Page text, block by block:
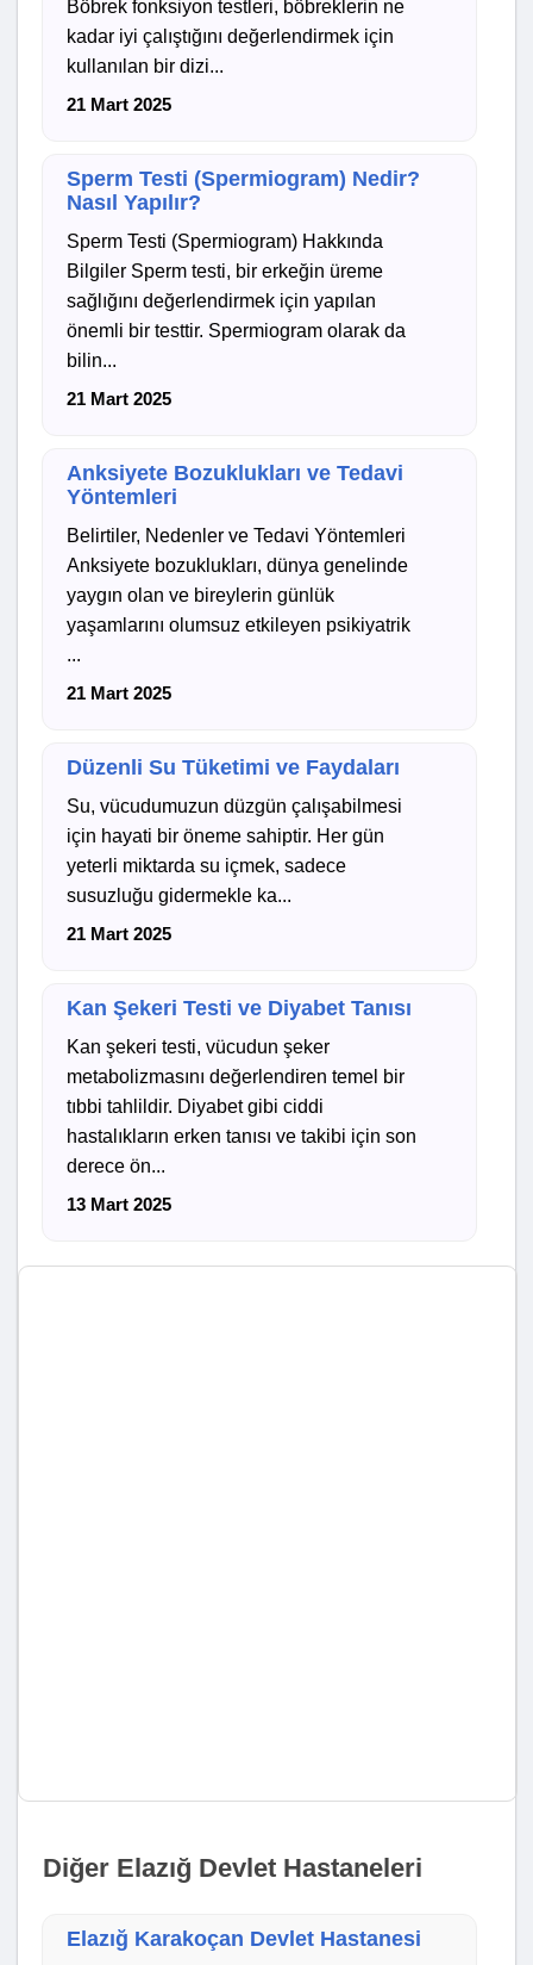
Böbrek fonksiyon testleri, böbreklerin ne
kadar iyi çalıştığını değerlendirmek için
kullanılan bir dizi...
21 Mart 2025
Sperm Testi (Spermiogram) Nedir?
Nasıl Yapılır?
Sperm Testi (Spermiogram) Hakkında
Bilgiler Sperm testi, bir erkeğin üreme
sağlığını değerlendirmek için yapılan
önemli bir testtir. Spermiogram olarak da
bilin...
21 Mart 2025
Anksiyete Bozuklukları ve Tedavi
Yöntemleri
Belirtiler, Nedenler ve Tedavi Yöntemleri
Anksiyete bozuklukları, dünya genelinde
yaygın olan ve bireylerin günlük
yaşamlarını olumsuz etkileyen psikiyatrik
...
21 Mart 2025
Düzenli Su Tüketimi ve Faydaları
Su, vücudumuzun düzgün çalışabilmesi
için hayati bir öneme sahiptir. Her gün
yeterli miktarda su içmek, sadece
susuzluğu gidermekle ka...
21 Mart 2025
Kan Şekeri Testi ve Diyabet Tanısı
Kan şekeri testi, vücudun şeker
metabolizmasını değerlendiren temel bir
tıbbi tahlildir. Diyabet gibi ciddi
hastalıkların erken tanısı ve takibi için son
derece ön...
13 Mart 2025
Diğer Elazığ Devlet Hastaneleri
Elazığ Karakoçan Devlet Hastanesi